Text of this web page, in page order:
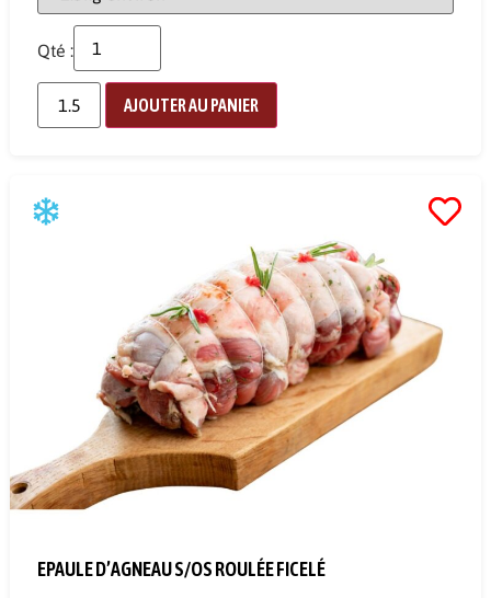
Qté :
AJOUTER AU PANIER
EPAULE D’AGNEAU S/OS ROULÉE FICELÉ